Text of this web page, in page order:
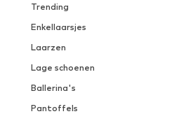
Trending
Enkellaarsjes
Laarzen
Lage schoenen
Ballerina's
Pantoffels